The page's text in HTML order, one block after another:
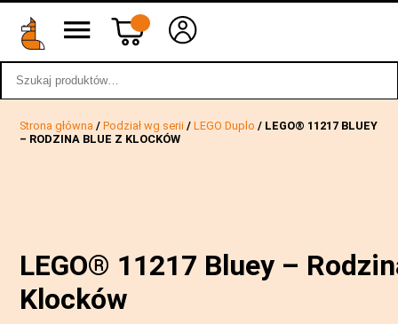
wstecz
Strona główna /Podział wg serii /LEGO Duplo / LEGO® 11217 BLUEY
– RODZINA BLUE Z KLOCKÓW
LEGO® 11217 Bluey –
Klocków